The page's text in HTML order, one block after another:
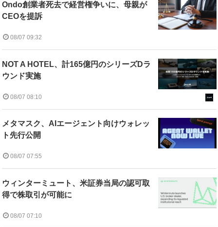
Ondo創業者死去で経営権争いに、母親が
CEOを提訴
08/07 09:32
NOT A HOTEL、計165億円のシリーズDラ
ウンド実施
08/07 08:10
メタマスク、AIエージェント向けウォレッ
ト先行公開
08/07 07:55
ウィンターミュート、米証券当局の認可取
得で株取引が可能に
08/07 07:10